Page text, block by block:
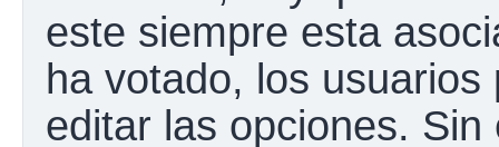
este siempre esta
ha votado, los
editar las opciones.